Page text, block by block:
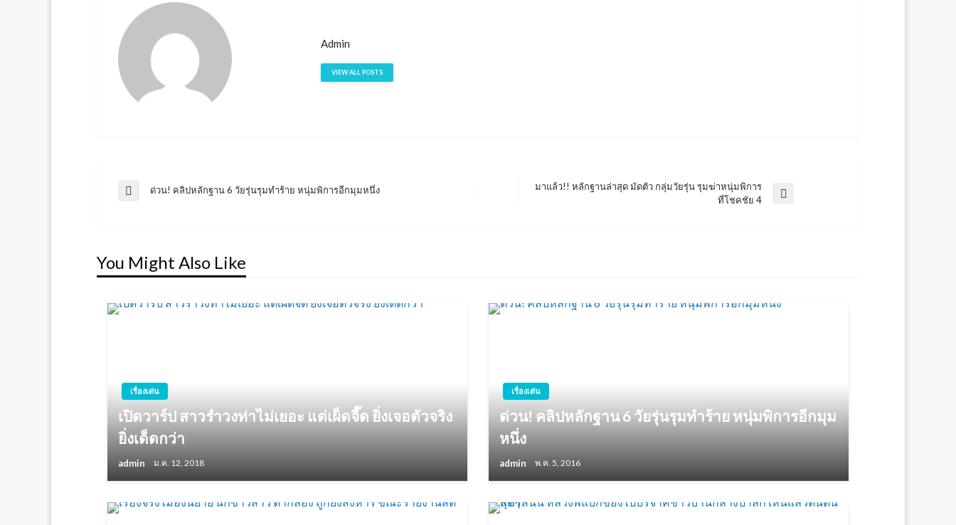
Admin
VIEW ALL POSTS
แนะแนว
Previousด่วน! คลิปหลักฐาน 6 วัยรุ่นรุมทำร้าย หนุ่มพิการอีกมุมหนึ่ง
มาแล้ว!! หลักฐานล่าสุด มัดตัว กลุ่มวัยรุ่น รุมฆ่าหนุ่มพิการ
ที่โชคชัย 4
You Might Also Like
เรื่องเด่น
เปิดวาร์ป สาวรำวงท่าไม่เยอะ แต่เผ็ดจี๊ด ยิ่งเจอตัวจริง
ยิ่งเด็ดกว่า
admin ม.ค. 12, 2018
เรื่องเด่น
ด่วน! คลิปหลักฐาน 6 วัยรุ่นรุมทำร้าย หนุ่มพิการอีกมุม
หนึ่ง
admin พ.ค. 5, 2016